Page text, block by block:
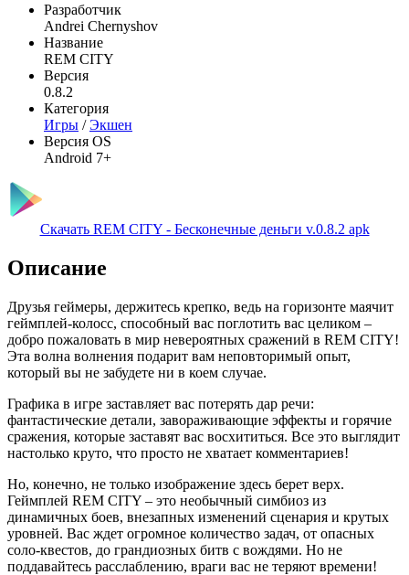
Разработчик
Andrei Chernyshov
Название
REM CITY
Версия
0.8.2
Категория
Игры /Экшен
Версия OS
Android 7+
Скачать REM CITY - Бесконечные деньги v.0.8.2 apk
Описание
Друзья геймеры, держитесь крепко, ведь на горизонте маячит
геймплей-колосс, способный вас поглотить вас целиком –
добро пожаловать в мир невероятных сражений в REM CITY!
Эта волна волнения подарит вам неповторимый опыт,
который вы не забудете ни в коем случае.
Графика в игре заставляет вас потерять дар речи:
фантастические детали, завораживающие эффекты и горячие
сражения, которые заставят вас восхититься. Все это выглядит
настолько круто, что просто не хватает комментариев!
Но, конечно, не только изображение здесь берет верх.
Геймплей REM CITY – это необычный симбиоз из
динамичных боев, внезапных изменений сценария и крутых
уровней. Вас ждет огромное количество задач, от опасных
соло-квестов, до грандиозных битв с вождями. Но не
поддавайтесь расслаблению, враги вас не теряют времени!